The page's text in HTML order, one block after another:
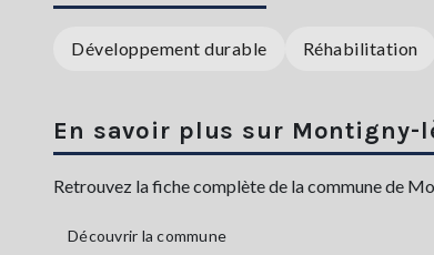
Développement durable Réhabilitation
En savoir plus sur Montigny-
Retrouvez la fiche complète de la commune de
Découvrir la commune